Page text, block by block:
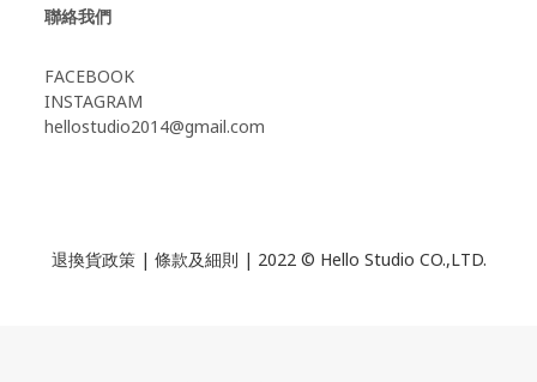
聯絡我們
FACEBOOK
INSTAGRAM
hellostudio2014@gmail.com
退換貨政策| 條款及細則 | 2022 © Hello Studio CO.,LTD.